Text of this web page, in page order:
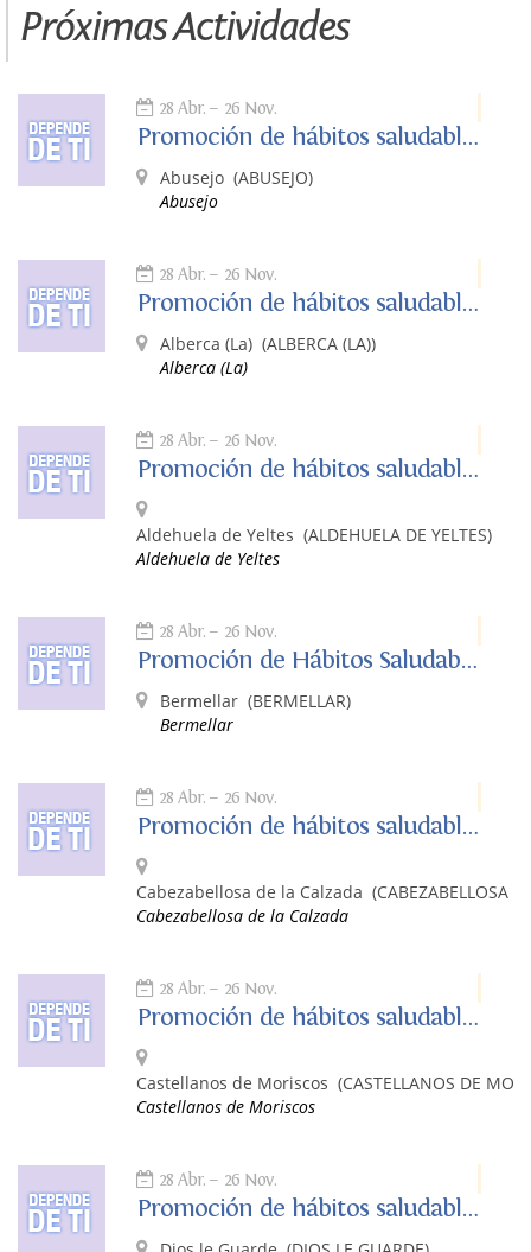
Próximas Actividades
28 Abr. 26 Nov.
Promoción de hábitos saludables. Depende de ti.
Abusejo (ABUSEJO)
Abusejo
28 Abr. 26 Nov.
Promoción de hábitos saludables. Depende de ti.
Alberca (La) (ALBERCA (LA))
Alberca (La)
28 Abr. 26 Nov.
Promoción de hábitos saludables. Depende de ti.
Aldehuela de Yeltes (ALDEHUELA DE YELTES)
Aldehuela de Yeltes
28 Abr. 26 Nov.
Promoción de Hábitos Saludables: Depende de Ti
Bermellar (BERMELLAR)
Bermellar
28 Abr. 26 Nov.
Promoción de hábitos saludables: Depende de ti
Cabezabellosa de la Calzada (CABEZABELLOSA
Cabezabellosa de la Calzada
28 Abr. 26 Nov.
Promoción de hábitos saludables: Depende de ti
Castellanos de Moriscos (CASTELLANOS DE
Castellanos de Moriscos
28 Abr. 26 Nov.
Promoción de hábitos saludables. Depende de ti.